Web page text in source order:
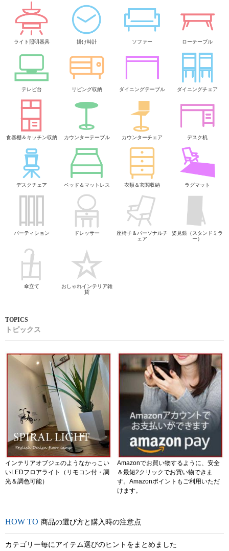
ライト照明器具 掛け時計 ソファー ローテーブル
テレビ台 リビング収納 ダイニングテーブル ダイニングチェア
食器棚＆キッチン収納 カウンターテーブル カウンターチェア デスク机
デスクチェア ベッド＆マットレス 衣類＆玄関収納 ラグマット
パーティション ドレッサー
座椅子＆パーソナルチ
ェア
姿見鏡（スタンドミラ
ー）
傘立て
おしゃれインテリア雑
貨
トピックス
インテリアオブジェのようなかっこい
いLEDフロアライト（リモコン付・調
光＆調色可能）
Amazonでお買い物するように、安全
＆最短2クリックでお買い物できま
す。Amazonポイントもご利用いただ
けます。
商品の選び方と購入時の注意点
カテゴリー毎にアイテム選びのヒントをまとめました